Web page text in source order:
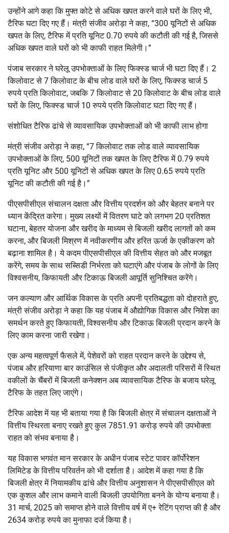
उन्होंने आगे कहा कि मुफ्त कोटे से अधिक खपत करने वाले घरों के लिए भी,
टैरिफ घटा दिए गए हैं। मंत्री संजीव अरोड़ा ने कहा, “300 यूनिटों से अधिक
खपत के लिए, टैरिफ में प्रति यूनिट 0.70 रुपये की कटौती की गई है, जिससे
अधिक खपत वाले घरों को भी काफी राहत मिलेगी।”
पंजाब सरकार ने घरेलू उपभोक्ताओं के लिए फिक्स्ड चार्ज भी घटा दिए हैं। 2
किलोवाट से 7 किलोवाट के बीच लोड वाले घरों के लिए, फिक्स्ड चार्ज 5
रुपये प्रति किलोवाट, जबकि 7 किलोवाट से 20 किलोवाट के बीच लोड वाले
घरों के लिए, फिक्स्ड चार्ज 10 रुपये प्रति किलोवाट घटा दिए गए हैं।
संशोधित टैरिफ ढांचे से व्यावसायिक उपभोक्ताओं को भी काफी लाभ होगा
मंत्री संजीव अरोड़ा ने कहा, “7 किलोवाट तक लोड वाले व्यावसायिक
उपभोक्ताओं के लिए, 500 यूनिटों तक खपत के लिए टैरिफ में 0.79 रुपये
प्रति यूनिट और 500 यूनिटों से अधिक खपत के लिए 0.65 रुपये प्रति
यूनिट की कटौती की गई है।”
पीएसपीसीएल संचालन दक्षता और वित्तीय प्रदर्शन को और बेहतर बनाने पर
ध्यान केंद्रित करेगा। मुख्य लक्ष्यों में वितरण घाटे को लगभग 20 प्रतिशत
घटाना, बेहतर योजना और खरीद के माध्यम से बिजली खरीद लागतों को कम
करना, और बिजली मिश्रण में नवीकरणीय और हरित ऊर्जा के एकीकरण को
बढ़ाना शामिल है। ये कदम पीएसपीसीएल की वित्तीय सेहत को और मजबूत
करेंगे, समय के साथ सब्सिडी निर्भरता को घटाएंगे और पंजाब के लोगों के लिए
विश्वसनीय, किफायती और टिकाऊ बिजली आपूर्ति सुनिश्चित करेंगे।
जन कल्याण और आर्थिक विकास के प्रति अपनी प्रतिबद्धता को दोहराते हुए,
मंत्री संजीव अरोड़ा ने कहा कि यह पंजाब में औद्योगिक विकास और निवेश का
समर्थन करते हुए किफायती, विश्वसनीय और टिकाऊ बिजली प्रदान करने के
लिए काम करना जारी रखेगा।
एक अन्य महत्वपूर्ण फैसले में, पेशेवरों को राहत प्रदान करने के उद्देश्य से,
पंजाब और हरियाणा बार काउंसिल से पंजीकृत और अदालती परिसरों में स्थित
वकीलों के चैंबरों में बिजली कनेक्शन अब व्यावसायिक टैरिफ के बजाय घरेलू
टैरिफ के तहत लिए जाएंगे।
टैरिफ आदेश में यह भी बताया गया है कि बिजली क्षेत्र में संचालन दक्षताओं ने
वित्तीय स्थिरता बनाए रखते हुए कुल 7851.91 करोड़ रुपये की उपभोक्ता
राहत को संभव बनाया है।
यह विकास भगवंत मान सरकार के अधीन पंजाब स्टेट पावर कॉर्पोरेशन
लिमिटेड के वित्तीय परिवर्तन को भी दर्शाता है। आदेश में कहा गया है कि
बिजली क्षेत्र में नियामकीय ढांचे और वित्तीय अनुशासन ने पीएसपीसीएल को
एक कुशल और लाभ कमाने वाली बिजली उपयोगिता बनने के योग्य बनाया है।
31 मार्च, 2025 को समाप्त होने वाले वित्तीय वर्ष में ए+ रेटिंग प्राप्त की है और
2634 करोड़ रुपये का मुनाफा दर्ज किया है।